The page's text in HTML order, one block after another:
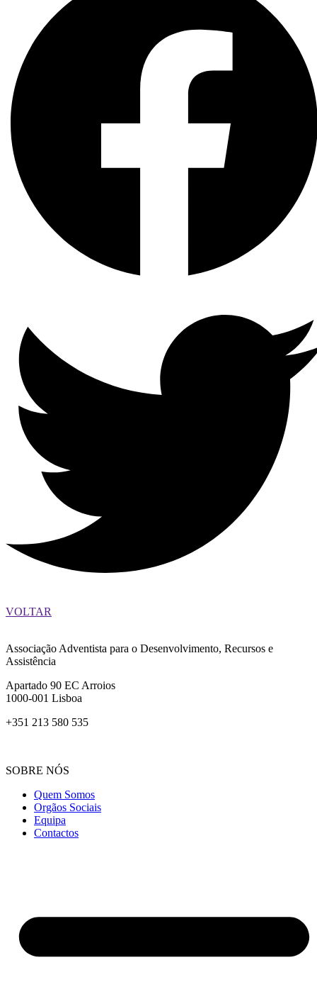
VOLTAR
Associação Adventista para o Desenvolvimento, Recursos e
Assistência
Apartado 90 EC Arroios
1000-001 Lisboa
+351 213 580 535
SOBRE NÓS
Quem Somos
Orgãos Sociais
Equipa
Contactos